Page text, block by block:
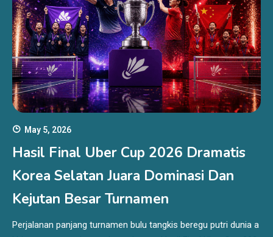
May 5, 2026
Hasil Final Uber Cup 2026 Dramatis
Korea Selatan Juara Dominasi Dan
Kejutan Besar Turnamen
Perjalanan panjang turnamen bulu tangkis beregu putri dunia a